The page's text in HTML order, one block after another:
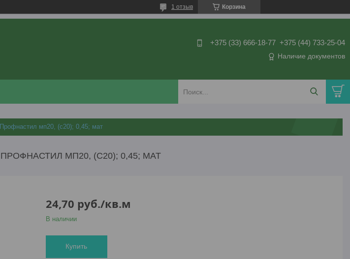
Корзина
1 отзыв
+375 (33) 666-18-77 +375 (44) 733-25-04
Наличие документов
Профнастил мп20, (с20); 0,45; мат
ПРОФНАСТИЛ МП20, (С20); 0,45; МАТ
24,70 руб./кв.м
В наличии
Купить